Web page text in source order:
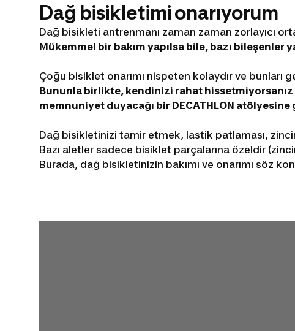
Dağ bisikletimi onarıyorum
Dağ bisikleti antrenmanı zaman zaman zorlayıcı
Mükemmel bir bakım yapılsa bile, bazı bileşenler
Çoğu bisiklet onarımı nispeten kolaydır ve bunları
Bununla birlikte, kendinizi rahat
memnuniyet duyacağı bir DECATHLON atölyesine
Dağ bisikletinizi tamir etmek, lastik patlaması,
Bazı aletler sadece bisiklet parçalarına özeldir
Burada, dağ bisikletinizin bakımı ve onarımı söz